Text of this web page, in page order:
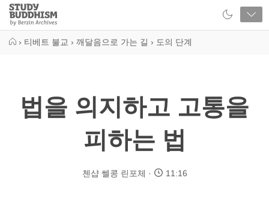
Close
Study
Buddhism
› 티베트 불교 › 깨달음으로 가는 길 › 도의 단계
법을 의지하고 고통을
피하는 법
첸샵 쎌콩 린포체 11:16